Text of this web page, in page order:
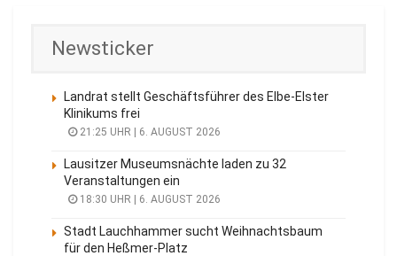
Newsticker
Landrat stellt Geschäftsführer des Elbe-Elster
Klinikums frei
21:25 UHR | 6. AUGUST 2026
Lausitzer Museumsnächte laden zu 32
Veranstaltungen ein
18:30 UHR | 6. AUGUST 2026
Stadt Lauchhammer sucht Weihnachtsbaum
für den Heßmer-Platz